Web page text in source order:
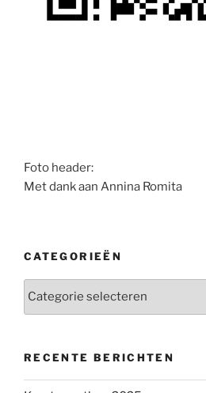
Foto header:
Met dank aan Annina Romita
CATEGORIEËN
Categorieën
RECENTE BERICHTEN